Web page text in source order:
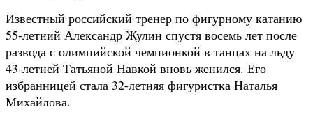
Известный российский тренер по фигурному катанию
55-летний Александр Жулин спустя восемь лет после
развода с олимпийской чемпионкой в танцах на льду
43-летней Татьяной Навкой вновь женился. Его
избранницей стала 32-летняя фигуристка Наталья
Михайлова.